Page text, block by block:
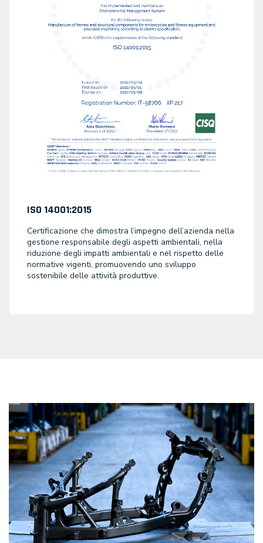
ISO 14001:2015
Certificazione che dimostra l’impegno dell’azienda nella
gestione responsabile degli aspetti ambientali, nella
riduzione degli impatti ambientali e nel rispetto delle
normative vigenti, promuovendo uno sviluppo
sostenibile delle attività produttive.